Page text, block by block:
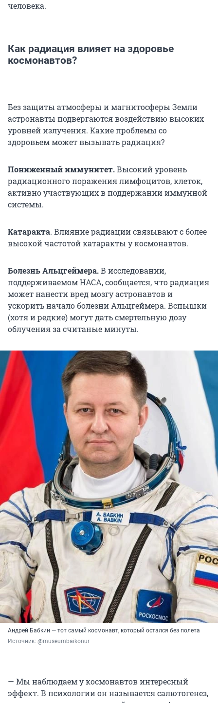
человека.
Как радиация влияет на здоровье
космонавтов?
Без защиты атмосферы и магнитосферы Земли
астронавты подвергаются воздействию высоких
уровней излучения. Какие проблемы со
здоровьем может вызывать радиация?
Пониженный иммунитет.Высокий уровень
радиационного поражения лимфоцитов, клеток,
активно участвующих в поддержании иммунной
системы.
Катаракта. Влияние радиации связывают с более
высокой частотой катаракты у космонавтов.
Болезнь Альцгеймера.В исследовании,
поддерживаемом НАСА, сообщается, что радиация
может нанести вред мозгу астронавтов и
ускорить начало болезни Альцгеймера. Вспышки
(хотя и редкие) могут дать смертельную дозу
облучения за считаные минуты.
Андрей Бабкин — тот самый космонавт, который остался без полета
Источник: @museumbaikonur
— Мы наблюдаем у космонавтов интересный
эффект. В психологии он называется салютогенез,